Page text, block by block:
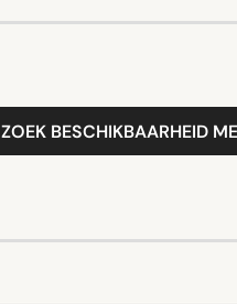
ZOEK BESCHIKBAARHEID